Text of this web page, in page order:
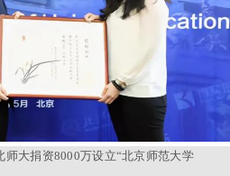
师大捐资8000万设立“北京师范大学